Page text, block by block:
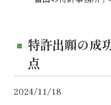
特許出願の成
点
2024/11/18